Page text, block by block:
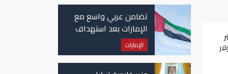
تضامن عربي واسع مع
الإمارات بعد استهداف
ناقلة في مضيق هرمز
الإمارات